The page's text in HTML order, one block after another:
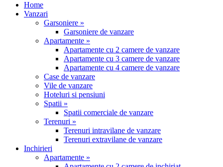
Home
Vanzari
Garsoniere »
Garsoniere de vanzare
Apartamente »
Apartamente cu 2 camere de vanzare
Apartamente cu 3 camere de vanzare
Apartamente cu 4 camere de vanzare
Case de vanzare
Vile de vanzare
Hoteluri si pensiuni
Spatii »
Spatii comerciale de vanzare
Terenuri »
Terenuri intravilane de vanzare
Terenuri extravilane de vanzare
Inchirieri
Apartamente »